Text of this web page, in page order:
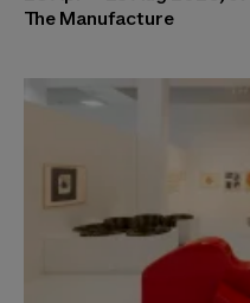
The Manufacture